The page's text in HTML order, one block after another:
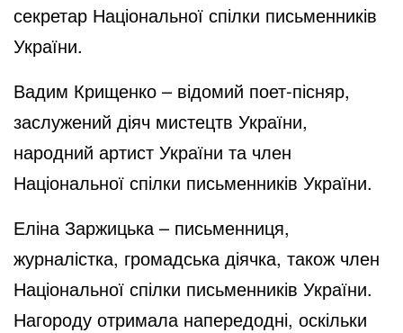
секретар Національної спілки письменників
України.
Вадим Крищенко – відомий поет-пісняр,
заслужений діяч мистецтв України,
народний артист України та член
Національної спілки письменників України.
Еліна Заржицька – письменниця,
журналістка, громадська діячка, також член
Національної спілки письменників України.
Нагороду отримала напередодні, оскільки